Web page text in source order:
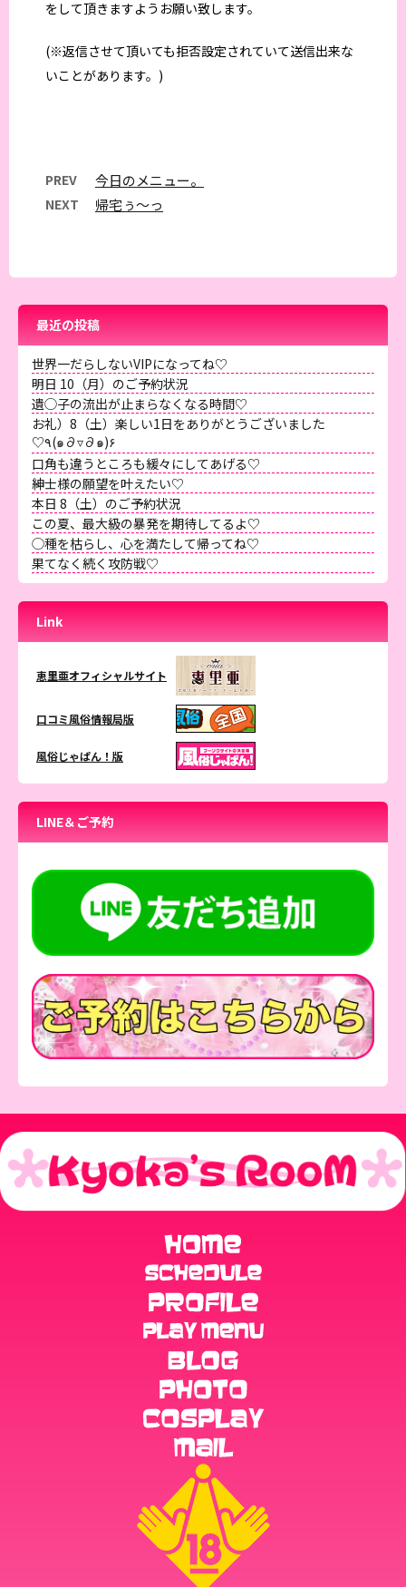
をして頂きますようお願い致します。
(※返信させて頂いても拒否設定されていて送信出来な
いことがあります。)
PREV 今日のメニュー。
NEXT 帰宅ぅ～っ
最近の投稿
世界一だらしないVIPになってね♡
明日 10（月）のご予約状況
遺◯子の流出が止まらなくなる時間♡
お礼）8（土）楽しい1日をありがとうございました
♡٩(๑∂▿∂๑)۶
口角も違うところも緩々にしてあげる♡
紳士様の願望を叶えたい♡
本日 8（土）のご予約状況
この夏、最大級の暴発を期待してるよ♡
◯種を枯らし、心を満たして帰ってね♡
果てなく続く攻防戦♡
Link
恵里亜オフィシャルサイト
口コミ風俗情報局版
風俗じゃぱん！版
LINE＆ご予約